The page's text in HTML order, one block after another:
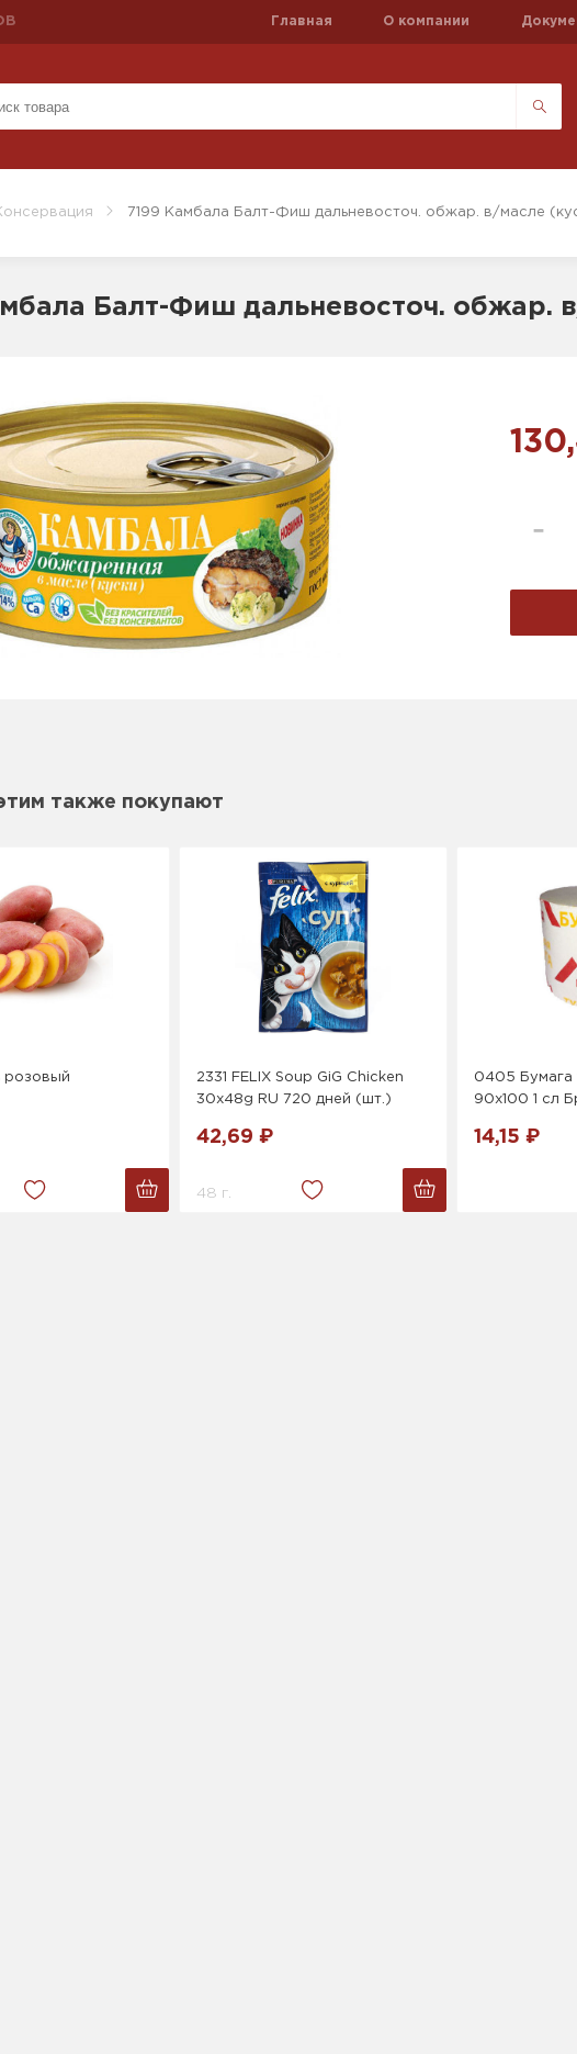
Главная О компании
7199 Камбала Балт-Фиш дальневосточ. обжар. в/масле
Балт-Фиш дальневосточ. обжар.
также покупают
розовый
2331 FELIX Soup GiG Chicken
30x48g RU 720 дней (шт.)
42,69 ₽
48 г.
0405 Бумага
90х100 1 сл
14,15 ₽